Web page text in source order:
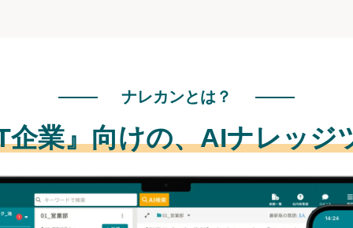
ナレカンとは？
企業』向けの、AIナレッジ